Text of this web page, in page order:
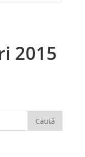
2015
Caută